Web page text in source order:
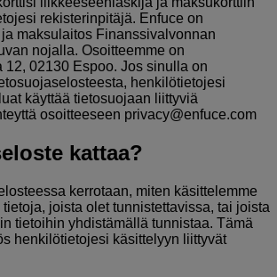
rekisterinpitäjä. Enfuce on
maksulaitos Finanssivalvonnan
nojalla. Osoitteemme on
12, 02130 Espoo. Jos sinulla on
henkilötietojesi
käyttää tietosuojaan liittyviä
osoitteeseen privacy@enfuce.com
kattaa?
kerrotaan, miten käsittelemme
joista olet tunnistettavissa, tai joista
tietoihin yhdistämällä tunnistaa. Tämä
henkilötietojesi käsittelyyn liittyvät